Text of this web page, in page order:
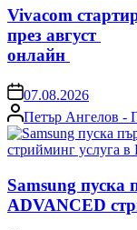
Vivacom
през август
онлайн
on07.08.2026
Posted
by
Петър Ангелов -
Samsung пуска
ADVANCED